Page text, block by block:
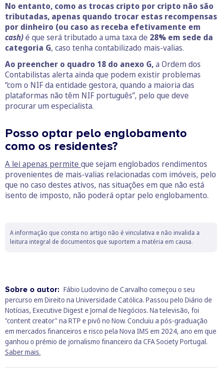
No entanto, como as trocas cripto por cripto não são
tributadas, apenas quando trocar estas recompensas
por dinheiro (ou caso as receba efetivamente em
cash)é que será tributado a uma taxa de 28% em sede da
categoria G, caso tenha contabilizado mais-valias.
Ao preencher o quadro 18 do anexo G,a Ordem dos
Contabilistas alerta ainda que podem existir problemas
“com o NIF da entidade gestora, quando a maioria das
plataformas não têm NIF português”, pelo que deve
procurar um especialista.
Posso optar pelo englobamento
como os residentes?
A lei apenas permite que sejam englobados rendimentos
provenientes de mais-valias relacionadas com imóveis, pelo
que no caso destes ativos, nas situações em que não está
isento de imposto, não poderá optar pelo englobamento.
A informação que consta no artigo não é vinculativa e não invalida a
leitura integral de documentos que suportem a matéria em causa.
Sobre o autor: Fábio Ludovino de Carvalho começou o seu
percurso em Direito na Universidade Católica. Passou pelo Diário de
Notícias, Executive Digest e Jornal de Negócios. Na televisão, foi
"content creator" na RTP e pivô no Now. Concluiu a pós-graduação
em mercados financeiros e risco pela Nova IMS em 2024, ano em que
ganhou o prémio de jornalismo financeiro da CFA Society Portugal.
Saber mais.